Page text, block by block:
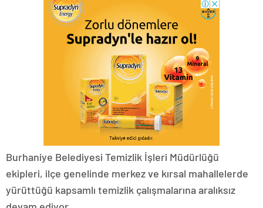
Burhaniye Belediyesi Temizlik İşleri Müdürlüğü
ekipleri, ilçe genelinde merkez ve kırsal mahallelerde
yürüttüğü kapsamlı temizlik çalışmalarına aralıksız